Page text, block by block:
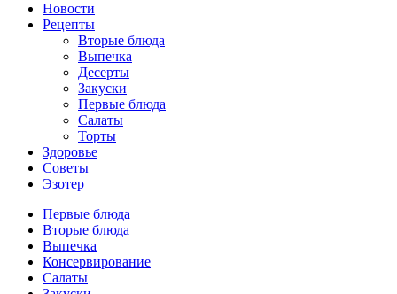
Новости
Рецепты
Вторые блюда
Выпечка
Десерты
Закуски
Первые блюда
Салаты
Торты
Здоровье
Советы
Эзотер
Первые блюда
Вторые блюда
Выпечка
Консервирование
Салаты